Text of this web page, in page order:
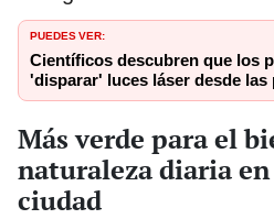
PUEDES VER:
Científicos descubren que los
'disparar' luces láser desde las
Más verde para el
naturaleza diaria en
ciudad